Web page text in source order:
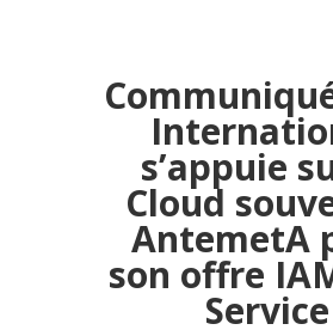
s’appuie
Cloud
AntemetA
son offre
Service